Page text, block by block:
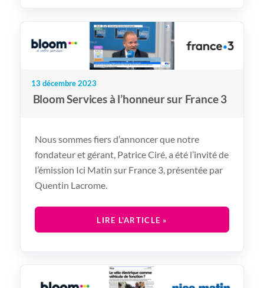
13 décembre 2023
Bloom Services à l’honneur sur France 3
Nous sommes fiers d’annoncer que notre
fondateur et gérant, Patrice Ciré, a été l’invité de
l’émission Ici Matin sur France 3, présentée par
Quentin Lacrome.
LIRE L'ARTICLE »